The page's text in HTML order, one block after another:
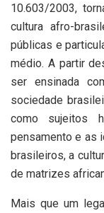
10.603/2003,
cultura afro-
públicas e
médio. A partir
ser ensinada
sociedade
como sujeitos
pensamento e as
brasileiros, a
de matrizes
Mais que um